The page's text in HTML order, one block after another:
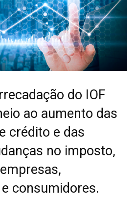
do IOF
ao aumento das
crédito e das
no imposto,
consumidores.